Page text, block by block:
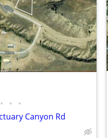
• • •
Canyon Rd